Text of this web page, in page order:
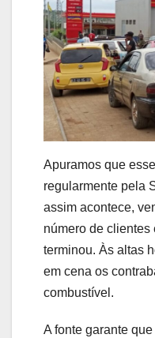
Apuramos que
regularmente pela
assim acontece,
número de
terminou. Às altas
em cena os
combustível.
A fonte garante